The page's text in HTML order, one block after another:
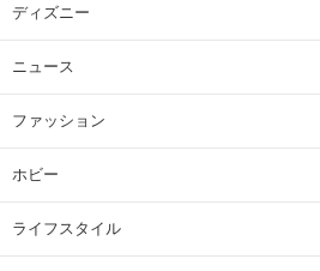
ディズニー
ニュース
ファッション
ホビー
ライフスタイル